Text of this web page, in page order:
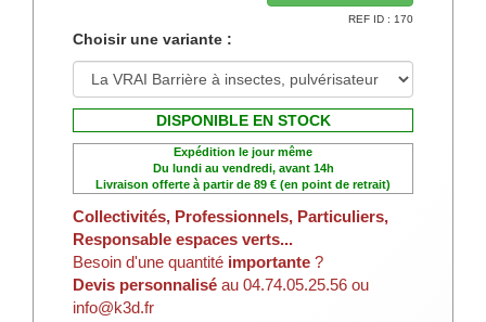
Si malgré tous nos conseils pour lutter
contre les guepes, frelons européen ou
frelon asiatique, vous ne vous sentez pas
l'âme d'un exterminateur-désinsectiseur,
vous pouvez contacter directement par
mail ou par téléphone une société experte
dans le traitement anti guêpes - Frelon -
Abeilles encliquant ici.
Besoin de plus d'infos ?
Visiter notre site d'information
REF ID : 170
Choisir une variante :
DISPONIBLE EN STOCK
Expédition le jour même
Du lundi au vendredi, avant 14h
Livraison offerte à partir de 89 € (en point de retrait)
Collectivités, Professionnels, Particuliers,
Responsable espaces verts...
Besoin d'une quantité importante ?
Devis personnalisé au 04.74.05.25.56 ou
info@k3d.fr